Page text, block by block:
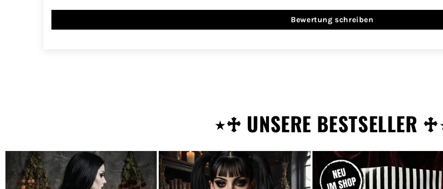
Bewertung schreiben
⋆♱ UNSERE BESTSELLER